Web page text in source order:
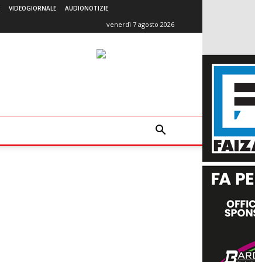
VIDEOGIORNALE AUDIONOTIZIE
venerdì 7 agosto 2026